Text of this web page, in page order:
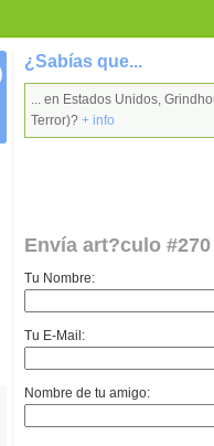
¿Sabías que...
... en Estados Unidos,
Terror)? + info
Envía art?culo
Tu Nombre:
Tu E-Mail:
Nombre de tu amigo: